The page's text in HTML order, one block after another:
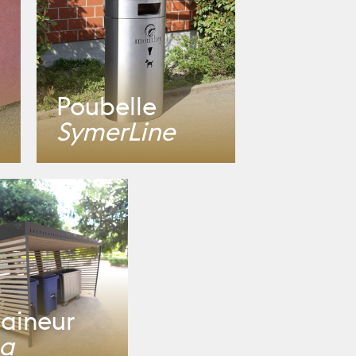
Poubelle
SymerLine